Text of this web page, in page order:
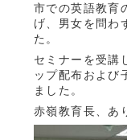
市での英語教育
げ、男女を問わ
た。
セミナーを受講
ップ配布および
ました。
赤嶺教育長、あ